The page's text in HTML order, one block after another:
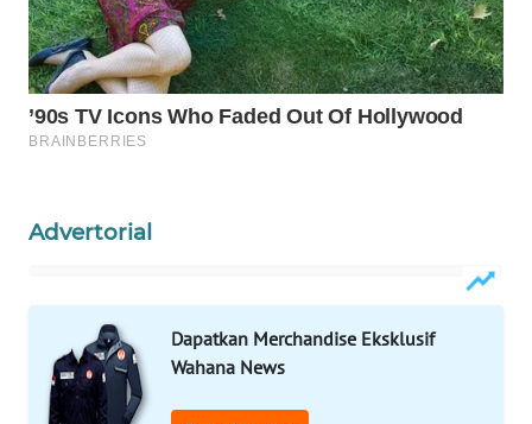
Advertorial
Dapatkan Merchandise Eksklusif
Wahana News
WAHANA
OTOMOTIF
WAHANA
HEALTH
DESA
WAHANA
Wahana